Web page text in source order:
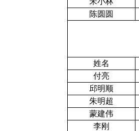
陈圆圆
姓名
付亮
邱明顺
朱明超
蒙建伟
李刚